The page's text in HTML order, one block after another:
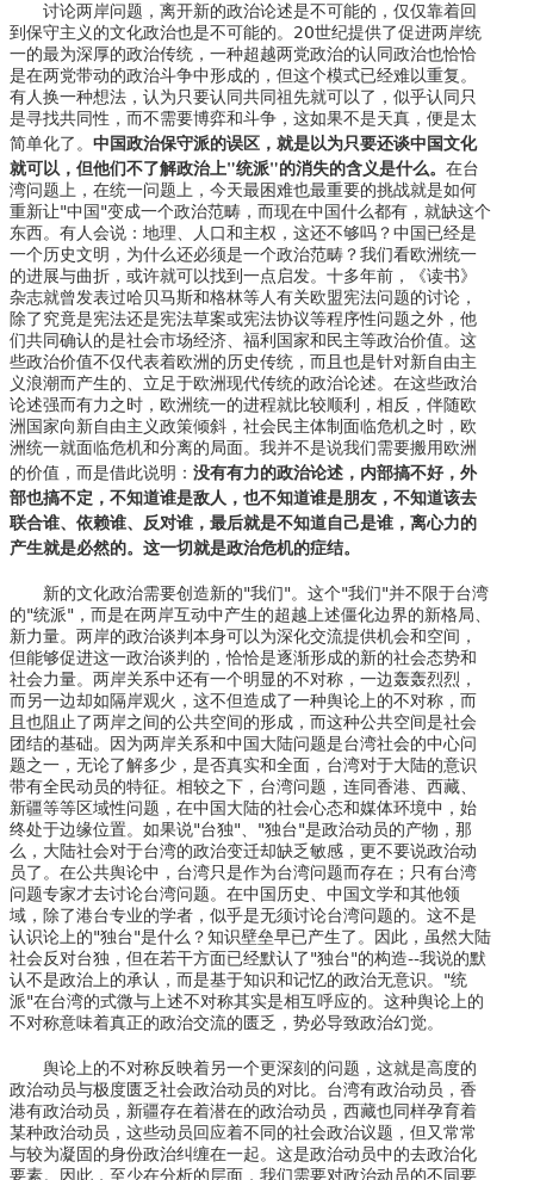
讨论两岸问题，离开新的政治论述是不可能的，仅仅靠着回
到保守主义的文化政治也是不可能的。20世纪提供了促进两岸统
一的最为深厚的政治传统，一种超越两党政治的认同政治也恰恰
是在两党带动的政治斗争中形成的，但这个模式已经难以重复。
有人换一种想法，认为只要认同共同祖先就可以了，似乎认同只
是寻找共同性，而不需要博弈和斗争，这如果不是天真，便是太
简单化了。 中国政治保守派的误区，就是以为只要还谈中国文化
就可以，但他们不了解政治上"统派"的消失的含义是什么。 在台
湾问题上，在统一问题上，今天最困难也最重要的挑战就是如何
重新让"中国"变成一个政治范畴，而现在中国什么都有，就缺这个
东西。有人会说：地理、人口和主权，这还不够吗？中国已经是
一个历史文明，为什么还必须是一个政治范畴？我们看欧洲统一
的进展与曲折，或许就可以找到一点启发。十多年前，《读书》
杂志就曾发表过哈贝马斯和格林等人有关欧盟宪法问题的讨论，
除了究竟是宪法还是宪法草案或宪法协议等程序性问题之外，他
们共同确认的是社会市场经济、福利国家和民主等政治价值。这
些政治价值不仅代表着欧洲的历史传统，而且也是针对新自由主
义浪潮而产生的、立足于欧洲现代传统的政治论述。在这些政治
论述强而有力之时，欧洲统一的进程就比较顺利，相反，伴随欧
洲国家向新自由主义政策倾斜，社会民主体制面临危机之时，欧
洲统一就面临危机和分离的局面。我并不是说我们需要搬用欧洲
的价值，而是借此说明： 没有有力的政治论述，内部搞不好，外
部也搞不定，不知道谁是敌人，也不知道谁是朋友，不知道该去
联合谁、依赖谁、反对谁，最后就是不知道自己是谁，离心力的
产生就是必然的。这一切就是政治危机的症结。
新的文化政治需要创造新的"我们"。这个"我们"并不限于台湾
的"统派"，而是在两岸互动中产生的超越上述僵化边界的新格局、
新力量。两岸的政治谈判本身可以为深化交流提供机会和空间，
但能够促进这一政治谈判的，恰恰是逐渐形成的新的社会态势和
社会力量。两岸关系中还有一个明显的不对称，一边轰轰烈烈，
而另一边却如隔岸观火，这不但造成了一种舆论上的不对称，而
且也阻止了两岸之间的公共空间的形成，而这种公共空间是社会
团结的基础。因为两岸关系和中国大陆问题是台湾社会的中心问
题之一，无论了解多少，是否真实和全面，台湾对于大陆的意识
带有全民动员的特征。相较之下，台湾问题，连同香港、西藏、
新疆等等区域性问题，在中国大陆的社会心态和媒体环境中，始
终处于边缘位置。如果说"台独"、"独台"是政治动员的产物，那
么，大陆社会对于台湾的政治变迁却缺乏敏感，更不要说政治动
员了。在公共舆论中，台湾只是作为台湾问题而存在；只有台湾
问题专家才去讨论台湾问题。在中国历史、中国文学和其他领
域，除了港台专业的学者，似乎是无须讨论台湾问题的。这不是
认识论上的"独台"是什么？知识壁垒早已产生了。因此，虽然大陆
社会反对台独，但在若干方面已经默认了"独台"的构造--我说的默
认不是政治上的承认，而是基于知识和记忆的政治无意识。"统
派"在台湾的式微与上述不对称其实是相互呼应的。这种舆论上的
不对称意味着真正的政治交流的匮乏，势必导致政治幻觉。
舆论上的不对称反映着另一个更深刻的问题，这就是高度的
政治动员与极度匮乏社会政治动员的对比。台湾有政治动员，香
港有政治动员，新疆存在着潜在的政治动员，西藏也同样孕育着
某种政治动员，这些动员回应着不同的社会政治议题，但又常常
与较为凝固的身份政治纠缠在一起。这是政治动员中的去政治化
要素。因此，至少在分析的层面，我们需要对政治动员的不同要